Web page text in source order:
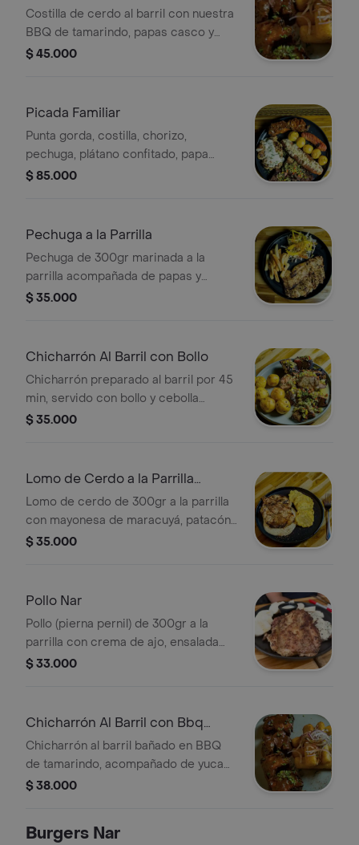
Tamarindo
Costilla de cerdo al barril con nuestra
BBQ de tamarindo, papas casco y
ensalada fresca.
$ 45.000
Picada Familiar
Punta gorda, costilla, chorizo,
pechuga, plátano confitado, papa
criolla y chimichurri (2-3 pers).
$ 85.000
Pechuga a la Parrilla
Pechuga de 300gr marinada a la
parrilla acompañada de papas y
ensalada.
$ 35.000
Chicharrón Al Barril con Bollo
Chicharrón preparado al barril por 45
min, servido con bollo y cebolla
acevichada.
$ 35.000
Lomo de Cerdo a la Parrilla
(300gr)
Lomo de cerdo de 300gr a la parrilla
con mayonesa de maracuyá, patacón
y ensalada.
$ 35.000
Pollo Nar
Pollo (pierna pernil) de 300gr a la
parrilla con crema de ajo, ensalada
fresca y bollo limpio.
$ 33.000
Chicharrón Al Barril con Bbq
Tamarindo
Chicharrón al barril bañado en BBQ
de tamarindo, acompañado de yuca
dorada y salsa extra.
$ 38.000
Burgers Nar